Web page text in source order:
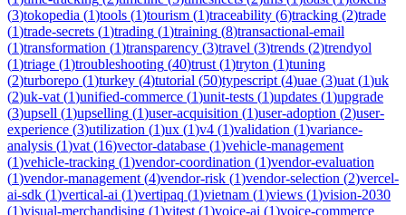
(3)tokopedia (1)tools (1)tourism (1)traceability (6)tracking (2)trade
(1)trade-secrets (1)trading (1)training (8)transactional-email
(1)transformation (1)transparency (3)travel (3)trends (2)trendyol
(1)triage (1)troubleshooting (40)trust (1)tryton (1)tuning
(2)turborepo (1)turkey (4)tutorial (50)typescript (4)uae (3)uat (1)uk
(2)uk-vat (1)unified-commerce (1)unit-tests (1)updates (1)upgrade
(3)upsell (1)upselling (1)user-acquisition (1)user-adoption (2)user-
experience (3)utilization (1)ux (1)v4 (1)validation (1)variance-
analysis (1)vat (16)vector-database (1)vehicle-management
(1)vehicle-tracking (1)vendor-coordination (1)vendor-evaluation
(1)vendor-management (4)vendor-risk (1)vendor-selection (2)vercel-
ai-sdk (1)vertical-ai (1)vertipaq (1)vietnam (1)views (1)vision-2030
(1)visual-merchandising (1)vitest (1)voice-ai (1)voice-commerce